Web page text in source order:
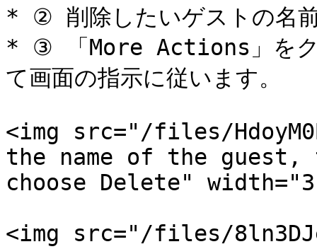
* ② 削除したいゲストの名
* ③ 「More Actions」をク
て画面の指示に従います。
<img src="/files/
the name of the guest,
choose Delete"
<img src="/files/